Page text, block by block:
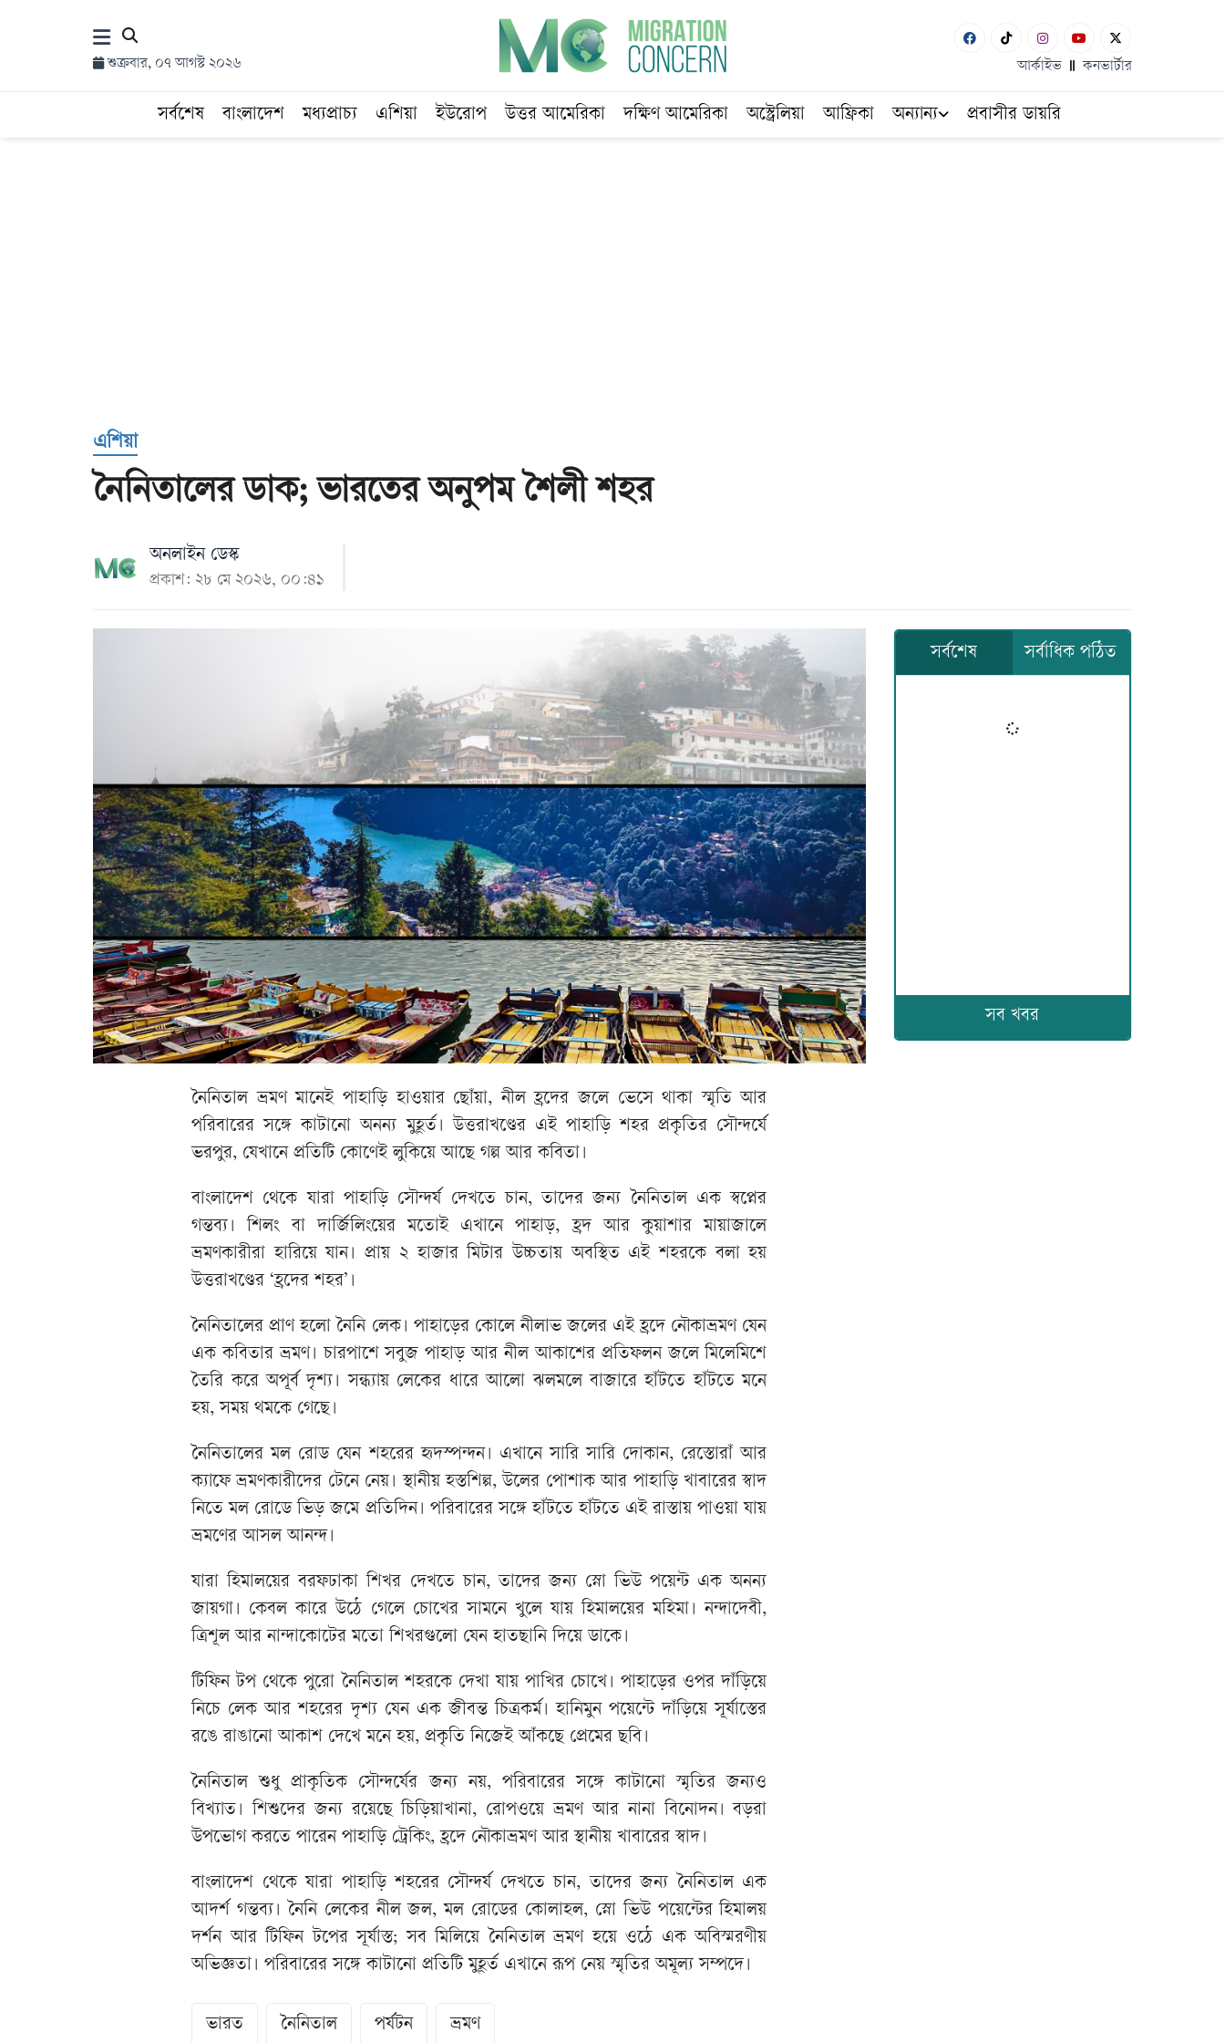
শুক্রবার, ০৭ আগস্ট ২০২৬ আর্কাইভ কনভার্টার
সর্বশেষ বাংলাদেশ মধ্যপ্রাচ্য এশিয়া ইউরোপ উত্তর আমেরিকা দক্ষিণ আমেরিকা অস্ট্রেলিয়া আফ্রিকা অন্যান্য প্রবাসীর ডায়রি
এশিয়া
নৈনিতালের ডাক; ভারতের অনুপম শৈলী শহর
অনলাইন ডেস্ক
প্রকাশ: ২৮ মে ২০২৬, ০০:৪১
নৈনিতাল ভ্রমণ মানেই পাহাড়ি হাওয়ার ছোঁয়া, নীল হ্রদের জলে ভেসে থাকা স্মৃতি আর
পরিবারের সঙ্গে কাটানো অনন্য মুহূর্ত। উত্তরাখণ্ডের এই পাহাড়ি শহর প্রকৃতির সৌন্দর্যে
ভরপুর, যেখানে প্রতিটি কোণেই লুকিয়ে আছে গল্প আর কবিতা।
বাংলাদেশ থেকে যারা পাহাড়ি সৌন্দর্য দেখতে চান, তাদের জন্য নৈনিতাল এক স্বপ্নের
গন্তব্য। শিলং বা দার্জিলিংয়ের মতোই এখানে পাহাড়, হ্রদ আর কুয়াশার মায়াজালে
ভ্রমণকারীরা হারিয়ে যান। প্রায় ২ হাজার মিটার উচ্চতায় অবস্থিত এই শহরকে বলা হয়
উত্তরাখণ্ডের ‘হ্রদের শহর’।
নৈনিতালের প্রাণ হলো নৈনি লেক। পাহাড়ের কোলে নীলাভ জলের এই হ্রদে নৌকাভ্রমণ যেন
এক কবিতার ভ্রমণ। চারপাশে সবুজ পাহাড় আর নীল আকাশের প্রতিফলন জলে মিলেমিশে
তৈরি করে অপূর্ব দৃশ্য। সন্ধ্যায় লেকের ধারে আলো ঝলমলে বাজারে হাঁটতে হাঁটতে মনে
হয়, সময় থমকে গেছে।
নৈনিতালের মল রোড যেন শহরের হৃদস্পন্দন। এখানে সারি সারি দোকান, রেস্তোরাঁ আর
ক্যাফে ভ্রমণকারীদের টেনে নেয়। স্থানীয় হস্তশিল্প, উলের পোশাক আর পাহাড়ি খাবারের স্বাদ
নিতে মল রোডে ভিড় জমে প্রতিদিন। পরিবারের সঙ্গে হাঁটতে হাঁটতে এই রাস্তায় পাওয়া যায়
ভ্রমণের আসল আনন্দ।
যারা হিমালয়ের বরফঢাকা শিখর দেখতে চান, তাদের জন্য স্নো ভিউ পয়েন্ট এক অনন্য
জায়গা। কেবল কারে উঠে গেলে চোখের সামনে খুলে যায় হিমালয়ের মহিমা। নন্দাদেবী,
ত্রিশূল আর নান্দাকোটের মতো শিখরগুলো যেন হাতছানি দিয়ে ডাকে।
টিফিন টপ থেকে পুরো নৈনিতাল শহরকে দেখা যায় পাখির চোখে। পাহাড়ের ওপর দাঁড়িয়ে
নিচে লেক আর শহরের দৃশ্য যেন এক জীবন্ত চিত্রকর্ম। হানিমুন পয়েন্টে দাঁড়িয়ে সূর্যাস্তের
রঙে রাঙানো আকাশ দেখে মনে হয়, প্রকৃতি নিজেই আঁকছে প্রেমের ছবি।
নৈনিতাল শুধু প্রাকৃতিক সৌন্দর্যের জন্য নয়, পরিবারের সঙ্গে কাটানো স্মৃতির জন্যও
বিখ্যাত। শিশুদের জন্য রয়েছে চিড়িয়াখানা, রোপওয়ে ভ্রমণ আর নানা বিনোদন। বড়রা
উপভোগ করতে পারেন পাহাড়ি ট্রেকিং, হ্রদে নৌকাভ্রমণ আর স্থানীয় খাবারের স্বাদ।
বাংলাদেশ থেকে যারা পাহাড়ি শহরের সৌন্দর্য দেখতে চান, তাদের জন্য নৈনিতাল এক
আদর্শ গন্তব্য। নৈনি লেকের নীল জল, মল রোডের কোলাহল, স্নো ভিউ পয়েন্টের হিমালয়
দর্শন আর টিফিন টপের সূর্যাস্ত; সব মিলিয়ে নৈনিতাল ভ্রমণ হয়ে ওঠে এক অবিস্মরণীয়
অভিজ্ঞতা। পরিবারের সঙ্গে কাটানো প্রতিটি মুহূর্ত এখানে রূপ নেয় স্মৃতির অমূল্য সম্পদে।
ভারত নৈনিতাল পর্যটন ভ্রমণ
সর্বশেষ সর্বাধিক পঠিত
সব খবর